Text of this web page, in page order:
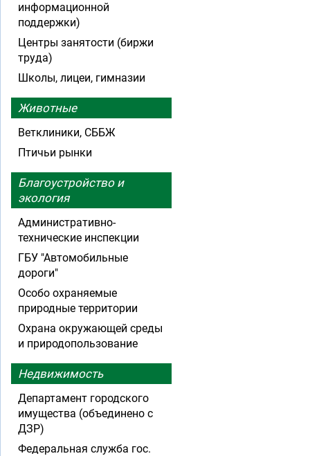
информационной
поддержки)
Центры занятости (биржи
труда)
Школы, лицеи, гимназии
Животные
Ветклиники, СББЖ
Птичьи рынки
Благоустройство и
экология
Административно-
технические инспекции
ГБУ "Автомобильные
дороги"
Особо охраняемые
природные территории
Охрана окружающей среды
и природопользование
Недвижимость
Департамент городского
имущества (объединено с
ДЗР)
Федеральная служба гос.